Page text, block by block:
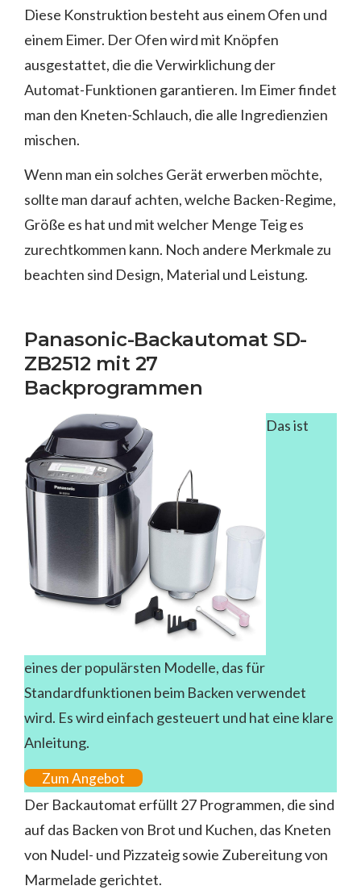
Diese Konstruktion besteht aus einem Ofen und
einem Eimer. Der Ofen wird mit Knöpfen
ausgestattet, die die Verwirklichung der
Automat-Funktionen garantieren. Im Eimer findet
man den Kneten-Schlauch, die alle Ingredienzien
mischen.
Wenn man ein solches Gerät erwerben möchte,
sollte man darauf achten, welche Backen-Regime,
Größe es hat und mit welcher Menge Teig es
zurechtkommen kann. Noch andere Merkmale zu
beachten sind Design, Material und Leistung.
Panasonic-Backautomat SD-
ZB2512 mit 27
Backprogrammen
Das ist
eines der populärsten Modelle, das für
Standardfunktionen beim Backen verwendet
wird. Es wird einfach gesteuert und hat eine klare
Anleitung.
Zum Angebot
Der Backautomat erfüllt 27 Programmen, die sind
auf das Backen von Brot und Kuchen, das Kneten
von Nudel- und Pizzateig sowie Zubereitung von
Marmelade gerichtet.